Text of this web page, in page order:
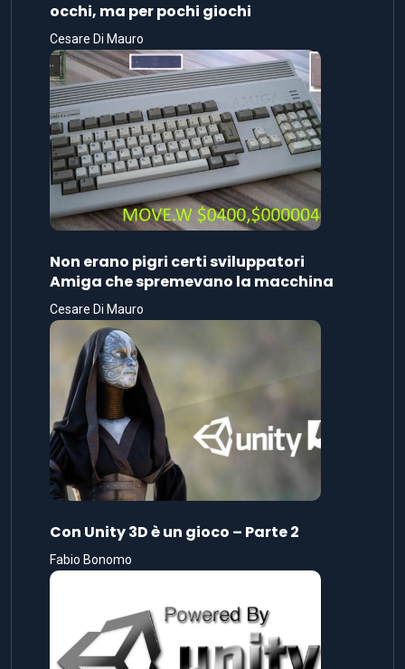
occhi, ma per pochi giochi
Cesare Di Mauro
Non erano pigri certi sviluppatori
Amiga che spremevano la macchina
Cesare Di Mauro
Con Unity 3D è un gioco – Parte 2
Fabio Bonomo